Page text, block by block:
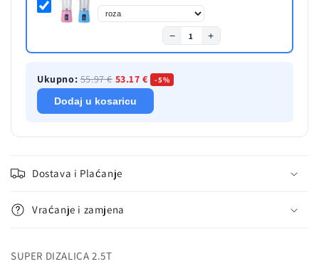
− 1 +
Ukupno: 55.97 € 53.17 € -5%
Dodaj u kosaricu
Dostava i Plaćanje
Vraćanje i zamjena
SUPER DIZALICA 2.5T